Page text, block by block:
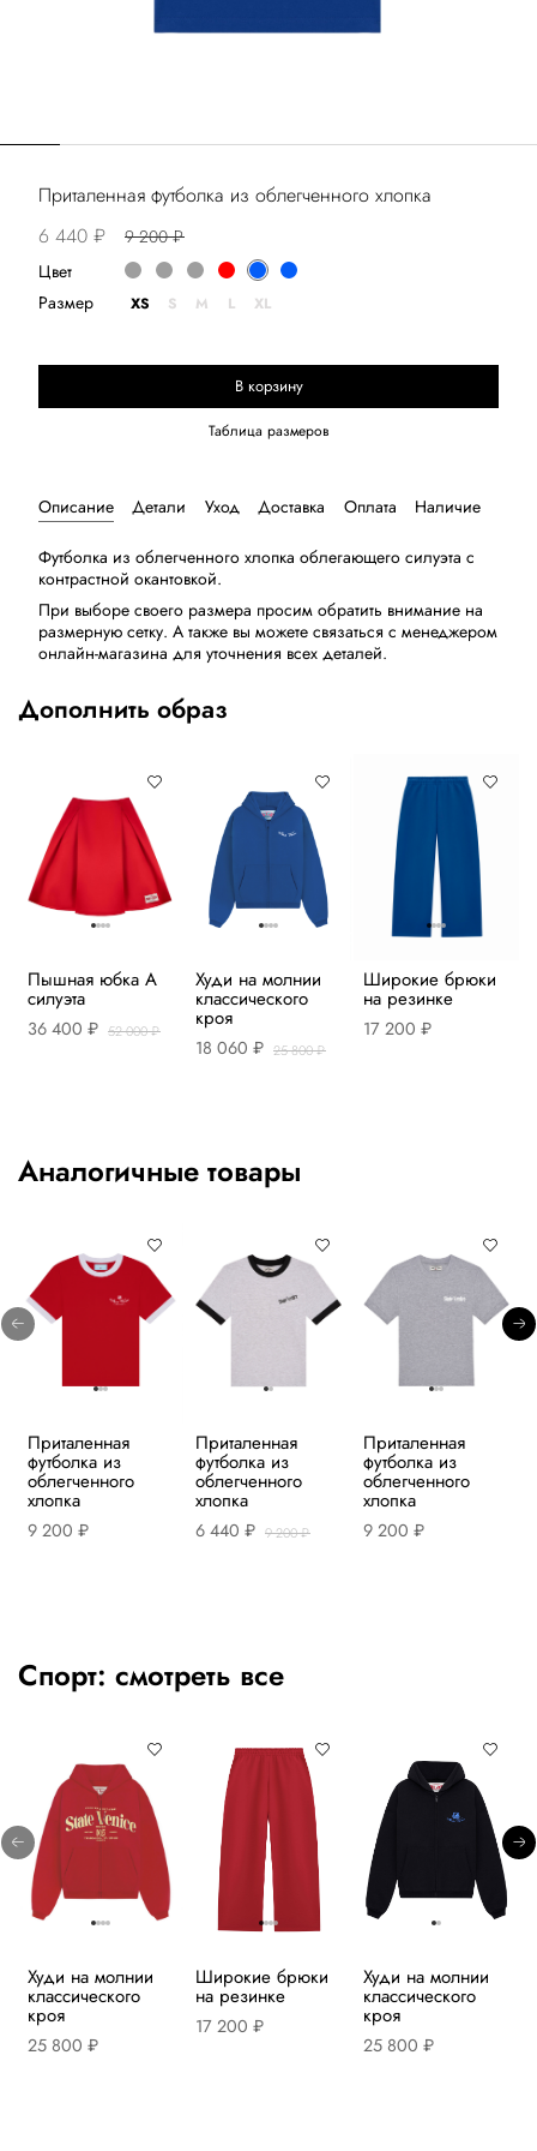
Приталенная футболка из облегченного хлопка
6 440 ₽
9 200 ₽
Цвет
В корзину
Выберите размер
Таблица размеров
Размер XS S M L XL
Описание Детали Уход Доставка Оплата Наличие
Футболка из облегченного хлопка облегающего силуэта с
контрастной окантовкой.
При выборе своего размера просим обратить внимание на
размерную сетку. А также вы можете связаться с менеджером
онлайн-магазина для уточнения всех деталей.
Дополнить образ
Пышная юбка А
силуэта
36 400 ₽ 52 000 ₽
Худи на молнии
классического
кроя
18 060 ₽ 25 800 ₽
Широкие брюки
на резинке
17 200 ₽
Аналогичные товары
Приталенная
футболка из
облегченного
хлопка
9 200 ₽
Приталенная
футболка из
облегченного
хлопка
6 440 ₽ 9 200 ₽
Приталенная
футболка из
облегченного
хлопка
9 200 ₽
Спорт: смотреть все
Худи на молнии
классического
кроя
25 800 ₽
Широкие брюки
на резинке
17 200 ₽
Худи на молнии
классического
кроя
25 800 ₽